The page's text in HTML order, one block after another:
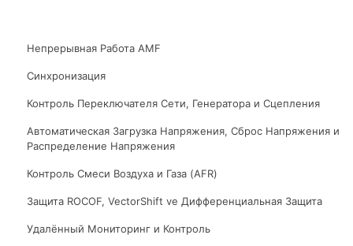
Непрерывная Работа AMF
Синхронизация
Контроль Переключателя Сети, Генератора и Сцепления
Автоматическая Загрузка Напряжения, Сброс Напряжения и
Распределение Напряжения
Контроль Смеси Воздуха и Газа (AFR)
Защита ROCOF, VectorShift ve Дифференциальная Защита
Удалённый Мониторинг и Контроль